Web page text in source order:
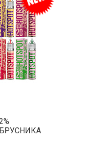
БРУСНИКА